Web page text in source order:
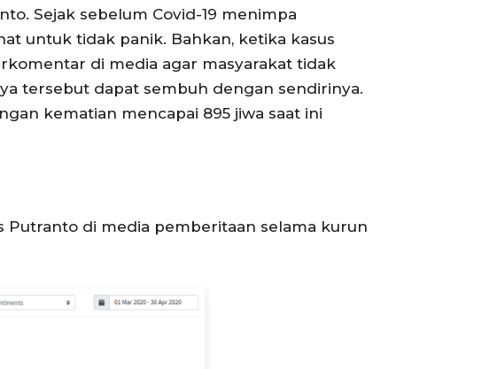
Sejak sebelum Covid-19 menimpa
untuk tidak panik. Bahkan, ketika kasus
di media agar masyarakat tidak
tersebut dapat sembuh dengan sendirinya.
kematian mencapai 895 jiwa saat ini
di media pemberitaan selama kurun